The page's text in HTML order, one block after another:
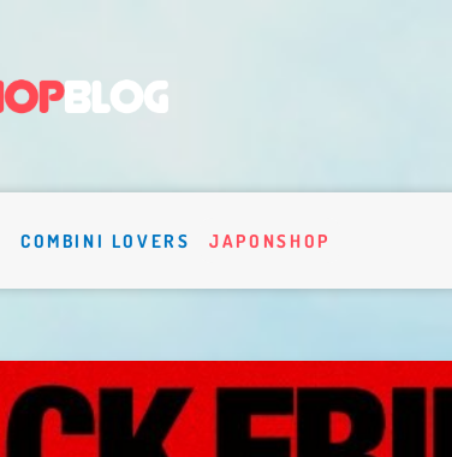
COMBINI LOVERS JAPONSHOP